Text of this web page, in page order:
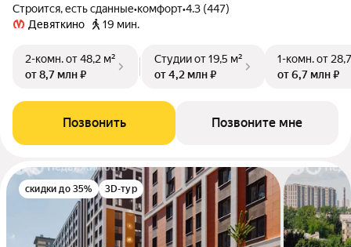
Строится, есть сданные•комфорт•4.3 (447)
Девяткино
19 мин.
2-комн.от 48,2 м²
от 8,7 млн ₽
Студииот 19,5 м²
от 4,2 млн ₽
1-комн.от
от 6,7 млн ₽
Позвонить Позвоните мне
скидки до 35% 3D-тур